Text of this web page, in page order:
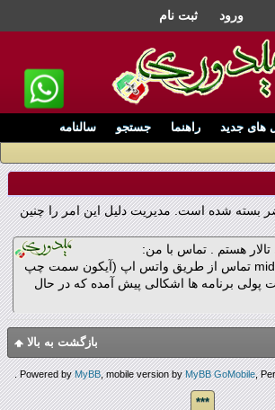
ورود ثبت نام
های جدید راهنما جستجو
سالنامه
بسته شده است. مدیریت دلیل این امر را چنین
هستم . تماس با من:
midorinco@yahoo.com تماس از طریق واتس اپ (آیکون سمت چپ
پولی برنامه ها اشکالی پیش آمده که در حال
بازگشت به بالا
Powered byMyBB, mobile version byMyBB GoMobile,
.
***